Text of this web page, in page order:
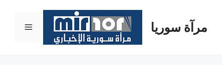
المحتوىمرآة سوريا القائمة